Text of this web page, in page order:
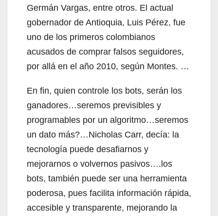
Germán Vargas, entre otros. El actual
gobernador de Antioquia, Luis Pérez, fue
uno de los primeros colombianos
acusados de comprar falsos seguidores,
por allá en el año 2010, según Montes. …
En fin, quien controle los bots, serán los
ganadores…seremos previsibles y
programables por un algoritmo…seremos
un dato más?…Nicholas Carr, decía: la
tecnología puede desafiarnos y
mejorarnos o volvernos pasivos….los
bots, también puede ser una herramienta
poderosa, pues facilita información rápida,
accesible y transparente, mejorando la